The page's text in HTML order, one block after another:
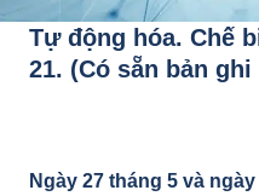
Tự động hóa. Chế
21. (Có sẵn bản ghi
Ngày 27 tháng 5 và